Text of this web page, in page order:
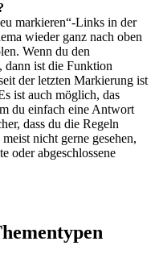
markieren“-Links in der
wieder ganz nach oben
Wenn du den
dann ist die Funktion
der letzten Markierung ist
ist auch möglich, das
du einfach eine Antwort
dass du die Regeln
nicht gerne gesehen,
oder abgeschlossene